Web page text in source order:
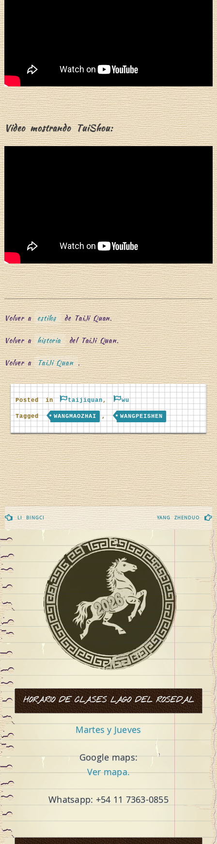
Video mostrando TuiShou:
Volver a estilos de TaiJi Quan.
Volver a historia del TaiJi Quan.
Volver a TaiJi Quan .
Posted in taijiquan, wu
Tagged WANGMAOZHAI , WANGPEISHEN
Navegación
de
entradas
LI BINGCI YANG ZHENDUO
HORARIO DE CLASES LAGO DEL ROSEDAL
Martes y Jueves
Google maps:
Ver mapa.
Whatsapp: +54 11 7363-0855